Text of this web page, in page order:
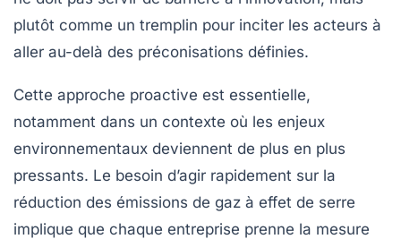
plutôt comme un tremplin pour inciter les acteurs à
aller au-delà des préconisations définies.
Cette approche proactive est essentielle,
notamment dans un contexte où les enjeux
environnementaux deviennent de plus en plus
pressants. Le besoin d’agir rapidement sur la
réduction des émissions de gaz à effet de serre
implique que chaque entreprise prenne la mesure